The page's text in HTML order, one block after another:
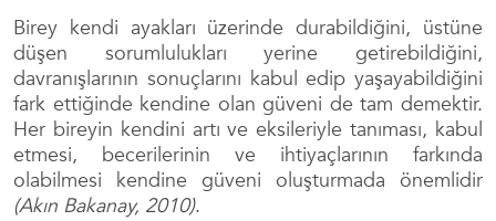
Birey kendi ayakları üzerinde durabildiğini, üstüne
düşen sorumlulukları yerine getirebildiğini,
davranışlarının sonuçlarını kabul edip yaşayabildiğini
fark ettiğinde kendine olan güveni de tam demektir.
Her bireyin kendini artı ve eksileriyle tanıması, kabul
etmesi, becerilerinin ve ihtiyaçlarının farkında
olabilmesi kendine güveni oluşturmada önemlidir
(Akın Bakanay, 2010).